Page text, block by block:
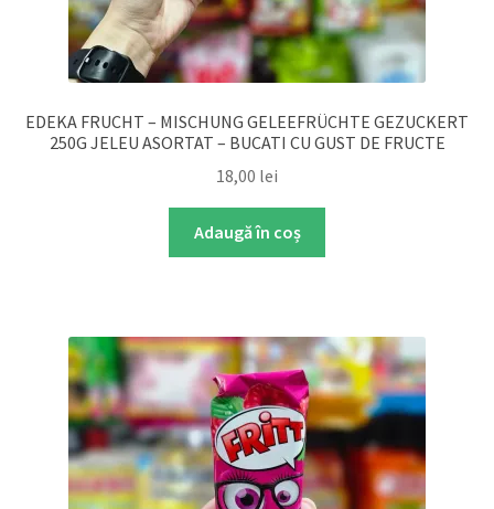
EDEKA FRUCHT – MISCHUNG GELEEFRÜCHTE GEZUCKERT
250G JELEU ASORTAT – BUCATI CU GUST DE FRUCTE
18,00 lei
Adaugă în coș